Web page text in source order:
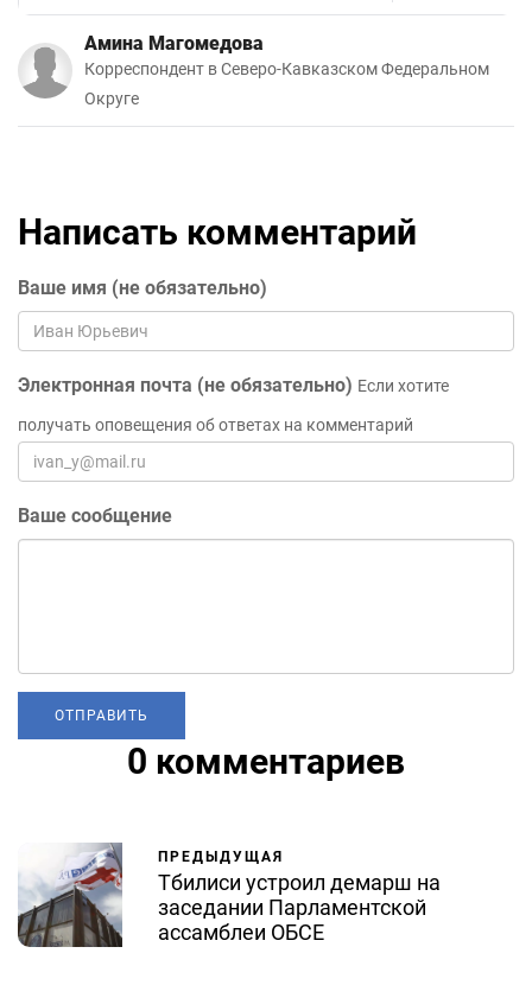
Амина Магомедова
Корреспондент в Северо-Кавказском Федеральном
Округе
Написать комментарий
Ваше имя (не обязательно)
Электронная почта (не обязательно) Если хотите
получать оповещения об ответах на комментарий
Ваше сообщение
0 комментариев
ПРЕДЫДУЩАЯ
Тбилиси устроил демарш на
заседании Парламентской
ассамблеи ОБСЕ